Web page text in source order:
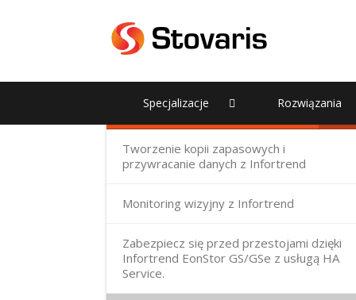
Specjalizacje Rozwiązania
Serwery i pamięci masowe
Backup danych
Tworzenie kopii zapasowych i
przywracanie danych z Infortrend
Monitoring wizyjny z Infortrend
Zabezpiecz się przed przestojami dzięki
Infortrend EonStor GS/GSe z usługą HA
Service.